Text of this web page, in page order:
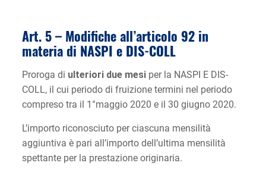
Art. 5 – Modifiche all’articolo 92 in
materia di NASPI e DIS-COLL
Proroga di ulteriori due mesiper la NASPI E DIS-
COLL, il cui periodo di fruizione termini nel periodo
compreso tra il 1°maggio 2020 e il 30 giugno 2020.
L’importo riconosciuto per ciascuna mensilità
aggiuntiva è pari all’importo dell’ultima mensilità
spettante per la prestazione originaria.